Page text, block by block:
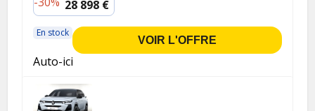
28 898 €
En stock
VOIR L'OFFRE
Auto-ici